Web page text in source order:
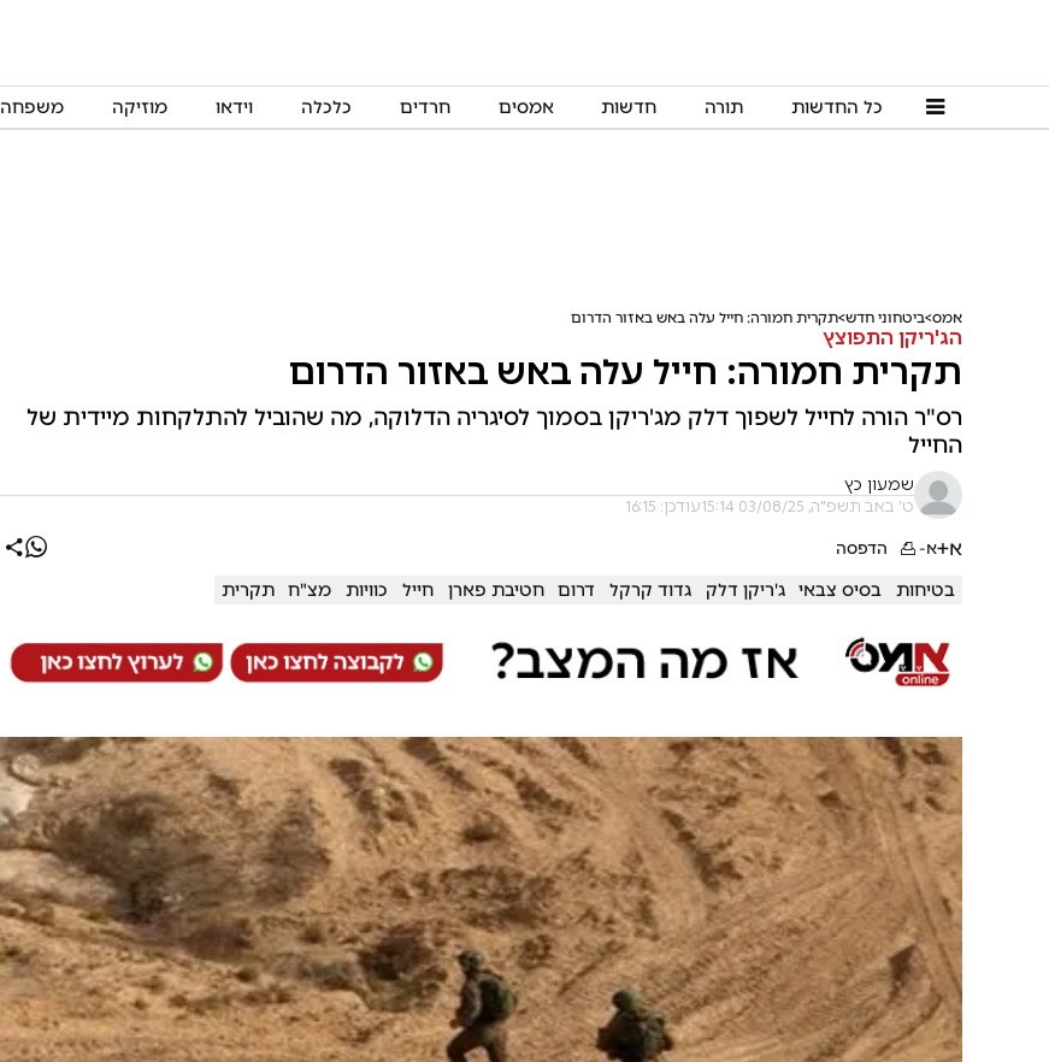
כל החדשות תורה חדשות אמסים חרדים כלכלה וידאו מוזיקה משפחה
אמס ביטחוני חדש תקרית חמורה: חייל עלה באש באזור הדרום
הג'ריקן התפוצץ
תקרית חמורה: חייל עלה באש באזור הדרום
רס"ר הורה לחייל לשפוך דלק מג'ריקן בסמוך לסיגריה הדלוקה, מה שהוביל להתלקחות מיידית של
החייל
שמעון כץ
ט' באב תשפ"ה, 03/08/25 15:14 עודכן: 16:15
א+א- הדפסה
בטיחות בסיס צבאי ג'ריקן דלק גדוד קרקל דרום חטיבת פארן חייל כוויות מצ"ח תקרית